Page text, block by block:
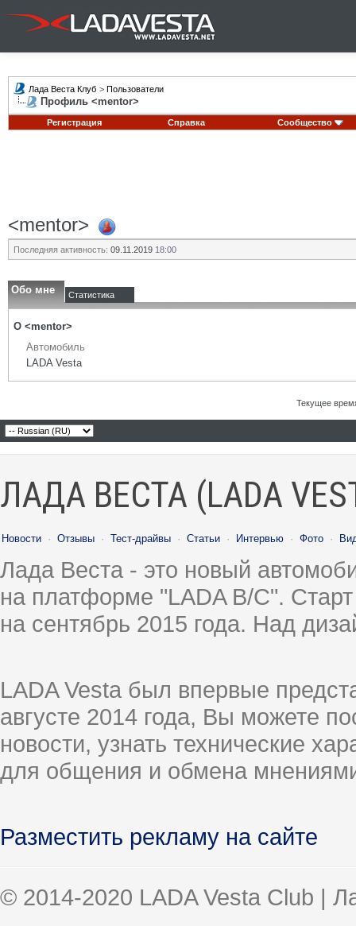
Лада Веста Клуб > Пользователи
Профиль <mentor>
Регистрация Справка Сообщество
<mentor>
Последняя активность: 09.11.2019 18:00
Обо мне Статистика
О <mentor>
Автомобиль
LADA Vesta
Текущее
ЛАДА ВЕСТА (LADA
Новости · Отзывы · Тест-драйвы · Статьи · Интервью · Фото ·
Лада Веста - это новый
на платформе "LADA B/C".
на сентябрь 2015 года. Над
LADA Vesta был впервые
августе 2014 года, Вы можете
новости, узнать технические
для общения и обмена
Разместить рекламу на сайте
© 2014-2020 LADA Vesta Club |